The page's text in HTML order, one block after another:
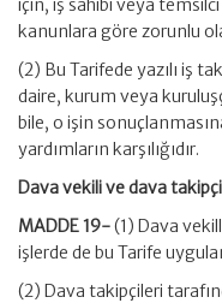
için, iş sahibi veya
kanunlara göre zorunlu
(2) Bu Tarifede yazılı iş
daire, kurum veya
bile, o işin
yardımların karşılığıdır.
Dava vekili ve dava
MADDE 19-(1) Dava
işlerde de bu Tarife
(2) Dava takipçileri